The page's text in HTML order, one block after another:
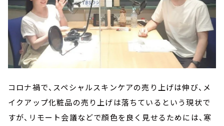
コロナ禍で、スペシャルスキンケアの売り上げは伸び、メ
イクアップ化粧品の売り上げは落ちているという現状で
すが、リモート会議などで顔色を良く見せるためには、寒